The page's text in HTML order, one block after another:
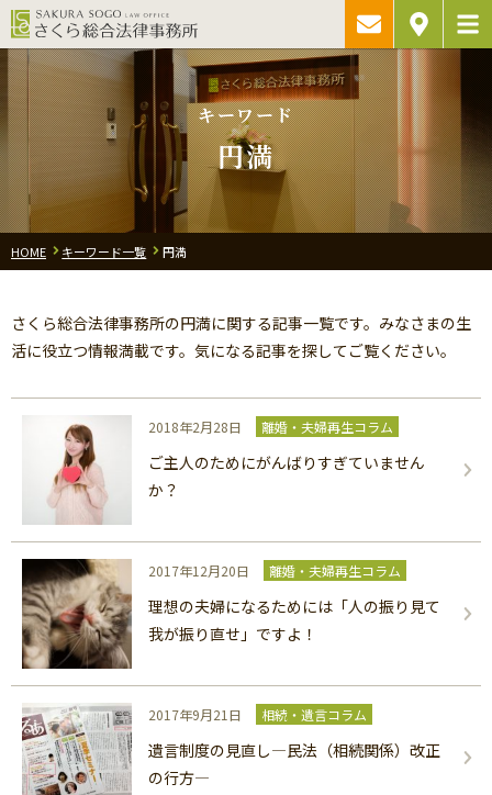
キーワード
円満
HOME キーワード一覧 円満
さくら総合法律事務所の円満に関する記事一覧です。みなさまの生
活に役立つ情報満載です。気になる記事を探してご覧ください。
2018年2月28日 離婚・夫婦再生コラム
ご主人のためにがんばりすぎていません
か？
2017年12月20日 離婚・夫婦再生コラム
理想の夫婦になるためには「人の振り見て
我が振り直せ」ですよ！
2017年9月21日 相続・遺言コラム
遺言制度の見直し―民法（相続関係）改正
の行方―